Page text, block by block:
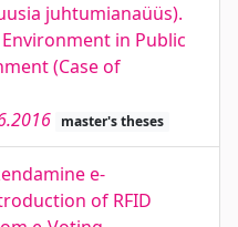
juhtumianaüüs).
in Public
(Case of
master's theses
e-
of RFID